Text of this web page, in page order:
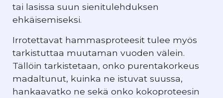
tai lasissa suun sienitulehduksen
ehkäisemiseksi.
Irrotettavat hammasproteesit tulee myös
tarkistuttaa muutaman vuoden välein.
Tällöin tarkistetaan, onko purentakorkeus
madaltunut, kuinka ne istuvat suussa,
hankaavatko ne sekä onko kokoproteesin